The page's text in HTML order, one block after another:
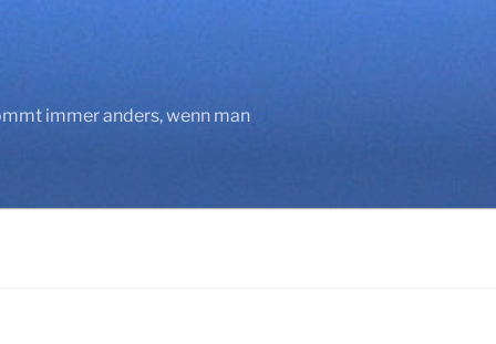
immer anders, wenn man